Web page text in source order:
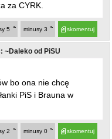
za CYRK.
skomentuj
minusy 3
5
~Daleko od PiSU
bo ona nie chcę
PiS i Brauna w
skomentuj
minusy 0
2